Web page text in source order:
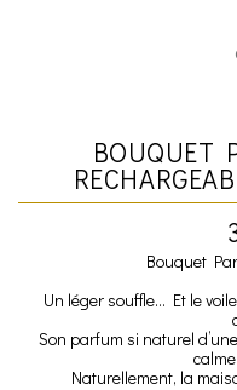
BOUQUET
Bouquet
Un léger souffle… Et le
Son parfum si naturel
Naturellement, la